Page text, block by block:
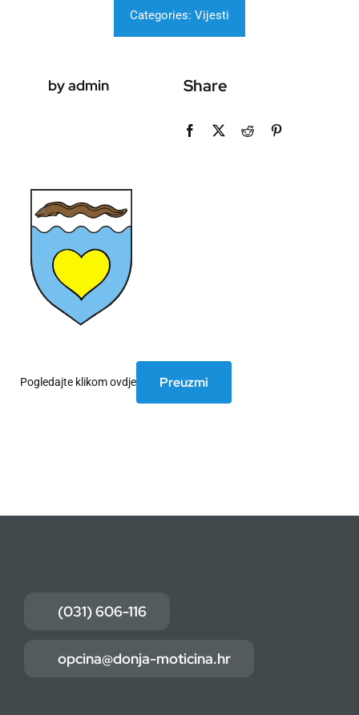
Categories: Vijesti
by admin Share
Pogledajte klikom ovdje Preuzmi
(031) 606-116
opcina@donja-moticina.hr